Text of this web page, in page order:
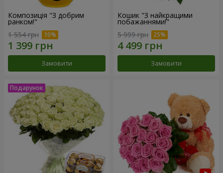
Композиція "З добрим
ранком!"
1 554 грн
Замовити
Кошик "З найкращими
побажаннями!"
5 999 грн
Замовити